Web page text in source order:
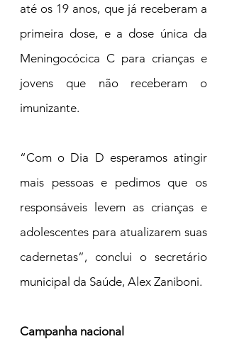
até os 19 anos, que já receberam a
primeira dose, e a dose única da
Meningocócica C para crianças e
jovens que não receberam o
imunizante.
“Com o Dia D esperamos atingir
mais pessoas e pedimos que os
responsáveis levem as crianças e
adolescentes para atualizarem suas
cadernetas”, conclui o secretário
municipal da Saúde, Alex Zaniboni.
Campanha nacional